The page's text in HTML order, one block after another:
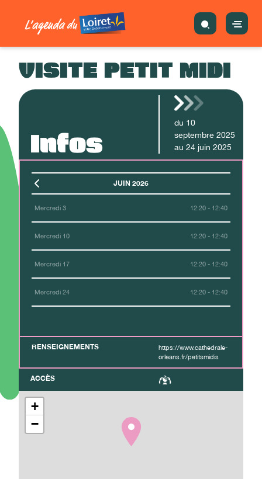
VISITE PETIT MIDI
Infos
du 10
septembre 2025
au 24 juin 2025
JUIN 2026
Mercredi 3 12:20 - 12:40
Mercredi 10 12:20 - 12:40
Mercredi 17 12:20 - 12:40
Mercredi 24 12:20 - 12:40
RENSEIGNEMENTS
https://www.cathedrale-
orleans.fr/petitsmidis
ACCÈS
+
−